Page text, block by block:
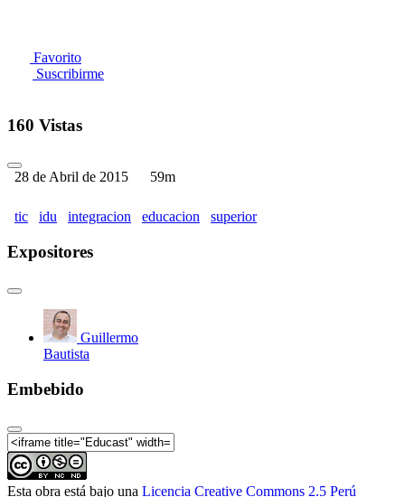
Favorito
Suscribirme
160 Vistas
28 de Abril de 2015 59m
tic idu integracion educacion superior
Expositores
Guillermo
Bautista
Embebido
Esta obra está bajo una Licencia Creative Commons 2.5 Perú